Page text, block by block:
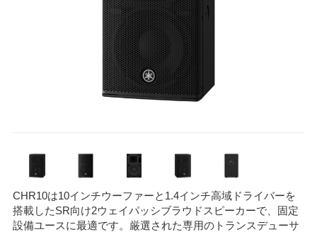
CHR10は10インチウーファーと1.4インチ高域ドライバーを
搭載したSR向け2ウェイパッシブラウドスピーカーで、固定
設備ユースに最適です。厳選された専用のトランスデューサ